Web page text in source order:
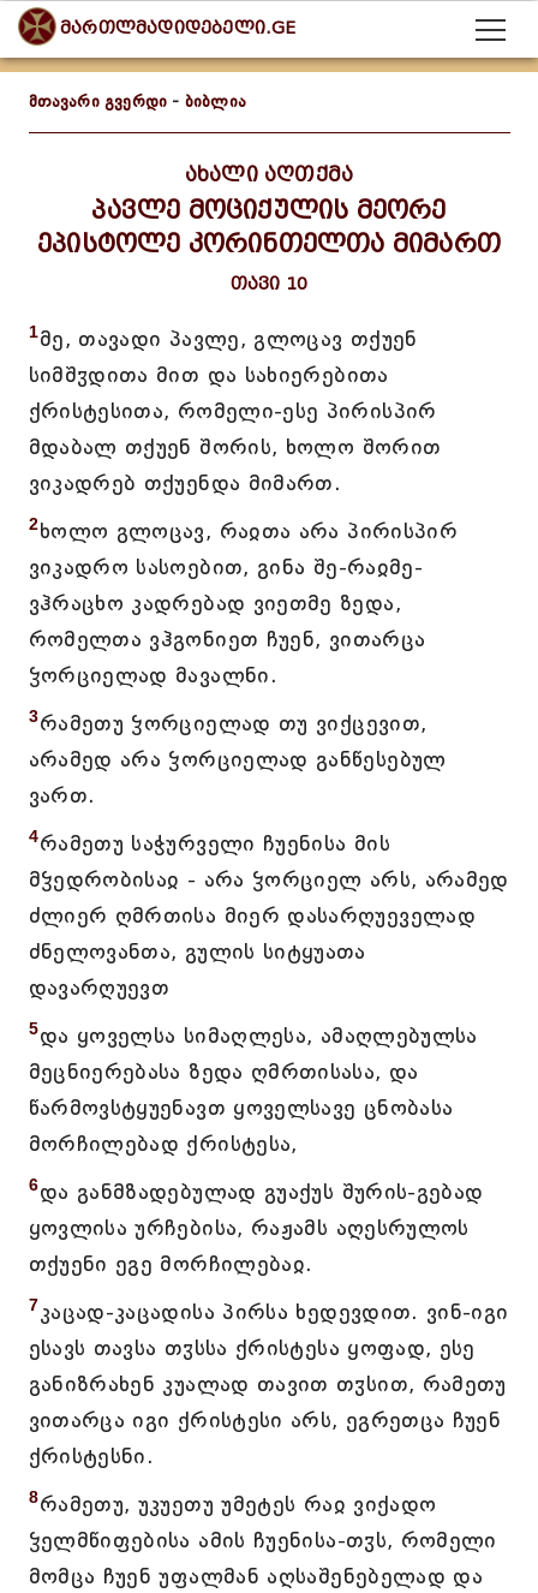
მართლმადიდებელი.GE
მთავარი გვერდი - ბიბლია
ახალი აღთქმა
პავლე მოციქულის მეორე
ეპისტოლე კორინთელთა მიმართ
თავი 10
1მე, თავადი პავლე, გლოცავ თქუენ
სიმშჳდითა მით და სახიერებითა
ქრისტესითა, რომელი-ესე პირისპირ
მდაბალ თქუენ შორის, ხოლო შორით
ვიკადრებ თქუენდა მიმართ.
2ხოლო გლოცავ, რაჲთა არა პირისპირ
ვიკადრო სასოებით, გინა შე-რაჲმე-
ვჰრაცხო კადრებად ვიეთმე ზედა,
რომელთა ვჰგონიეთ ჩუენ, ვითარცა
ჴორციელად მავალნი.
3რამეთუ ჴორციელად თუ ვიქცევით,
არამედ არა ჴორციელად განწესებულ
ვართ.
4რამეთუ საჭურველი ჩუენისა მის
მჴედრობისაჲ - არა ჴორციელ არს, არამედ
ძლიერ ღმრთისა მიერ დასარღუეველად
ძნელოვანთა, გულის სიტყუათა
დავარღუევთ
5და ყოველსა სიმაღლესა, ამაღლებულსა
მეცნიერებასა ზედა ღმრთისასა, და
წარმოვსტყუენავთ ყოველსავე ცნობასა
მორჩილებად ქრისტესა,
6და განმზადებულად გუაქუს შურის-გებად
ყოვლისა ურჩებისა, რაჟამს აღესრულოს
თქუენი ეგე მორჩილებაჲ.
7კაცად-კაცადისა პირსა ხედევდით. ვინ-იგი
ესავს თავსა თჳსსა ქრისტესა ყოფად, ესე
განიზრახენ კუალად თავით თჳსით, რამეთუ
ვითარცა იგი ქრისტესი არს, ეგრეთცა ჩუენ
ქრისტესნი.
8რამეთუ, უკუეთუ უმეტეს რაჲ ვიქადო
ჴელმწიფებისა ამის ჩუენისა-თჳს, რომელი
მომცა ჩუენ უფალმან აღსაშენებელად და